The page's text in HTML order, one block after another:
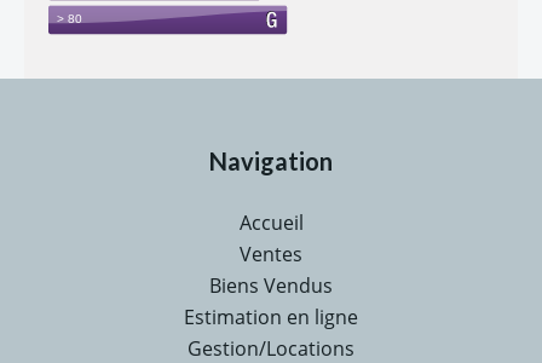
Navigation
Accueil
Ventes
Biens Vendus
Estimation en ligne
Gestion/Locations